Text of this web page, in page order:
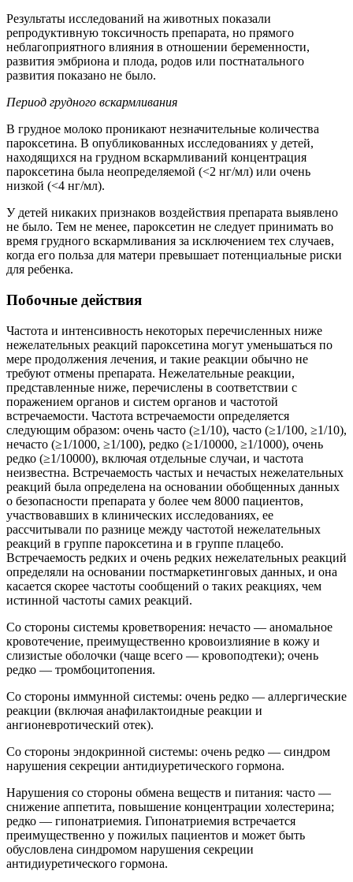
Результаты исследований на животных показали
репродуктивную токсичность препарата, но прямого
неблагоприятного влияния в отношении беременности,
развития эмбриона и плода, родов или постнатального
развития показано не было.
Период грудного вскармливания
В грудное молоко проникают незначительные количества
пароксетина. В опубликованных исследованиях у детей,
находящихся на грудном вскармливаний концентрация
пароксетина была неопределяемой (<2 нг/мл) или очень
низкой (<4 нг/мл).
У детей никаких признаков воздействия препарата выявлено
не было. Тем не менее, пароксетин не следует принимать во
время грудного вскармливания за исключением тех случаев,
когда его польза для матери превышает потенциальные риски
для ребенка.
Побочные действия
Частота и интенсивность некоторых перечисленных ниже
нежелательных реакций пароксетина могут уменьшаться по
мере продолжения лечения, и такие реакции обычно не
требуют отмены препарата. Нежелательные реакции,
представленные ниже, перечислены в соответствии с
поражением органов и систем органов и частотой
встречаемости. Частота встречаемости определяется
следующим образом: очень часто (≥1/10), часто (≥1/100, ≥1/10),
нечасто (≥1/1000, ≥1/100), редко (≥1/10000, ≥1/1000), очень
редко (≥1/10000), включая отдельные случаи, и частота
неизвестна. Встречаемость частых и нечастых нежелательных
реакций была определена на основании обобщенных данных
о безопасности препарата у более чем 8000 пациентов,
участвовавших в клинических исследованиях, ее
рассчитывали по разнице между частотой нежелательных
реакций в группе пароксетина и в группе плацебо.
Встречаемость редких и очень редких нежелательных реакций
определяли на основании постмаркетинговых данных, и она
касается скорее частоты сообщений о таких реакциях, чем
истинной частоты самих реакций.
Со стороны системы кроветворения: нечасто — аномальное
кровотечение, преимущественно кровоизлияние в кожу и
слизистые оболочки (чаще всего — кровоподтеки); очень
редко — тромбоцитопения.
Со стороны иммунной системы: очень редко — аллергические
реакции (включая анафилактоидные реакции и
ангионевротический отек).
Со стороны эндокринной системы: очень редко — синдром
нарушения секреции антидиуретического гормона.
Нарушения со стороны обмена веществ и питания: часто —
снижение аппетита, повышение концентрации холестерина;
редко — гипонатриемия. Гипонатриемия встречается
преимущественно у пожилых пациентов и может быть
обусловлена синдромом нарушения секреции
антидиуретического гормона.